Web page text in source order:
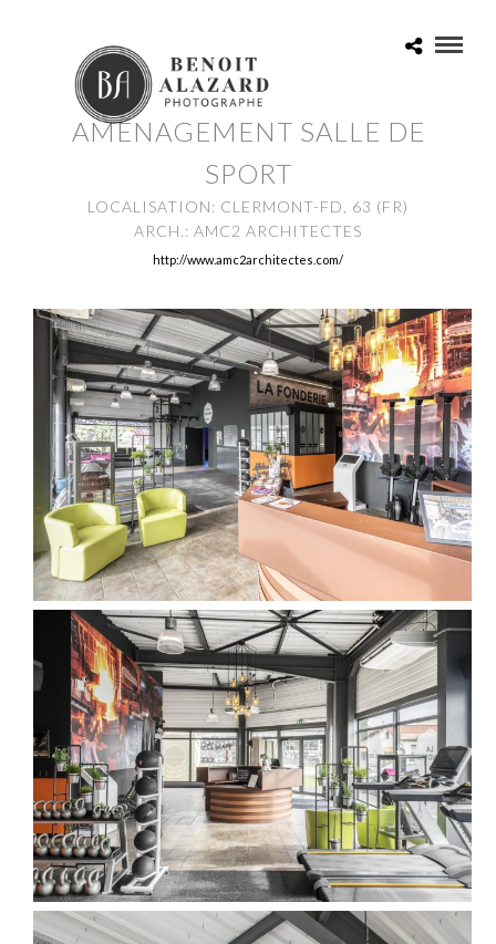
AMÉNAGEMENT SALLE DE
SPORT
LOCALISATION: CLERMONT-FD, 63 (FR)
ARCH.: AMC2 ARCHITECTES
http://www.amc2architectes.com/